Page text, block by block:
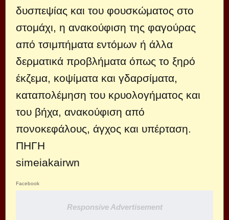
δυσπεψίας και του φουσκώματος στο
στομάχι, η ανακούφιση της φαγούρας
από τσιμπήματα εντόμων ή άλλα
δερματικά προβλήματα όπως το ξηρό
έκζεμα, κοψίματα και γδαρσίματα,
καταπολέμηση του κρυολογήματος και
του βήχα, ανακούφιση από
πονοκεφάλους, άγχος και υπέρταση.
ΠΗΓΗ
simeiakairwn
Facebook
Responsive Advertisement